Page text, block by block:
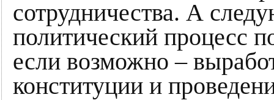
сотрудничества. А
политический процесс
если возможно –
конституции и